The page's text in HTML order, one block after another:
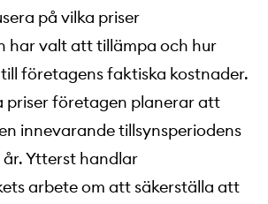
på vilka priser
har valt att tillämpa och hur
företagens faktiska kostnader.
priser företagen planerar att
innevarande tillsynsperiodens
Ytterst handlar
arbete om att säkerställa att